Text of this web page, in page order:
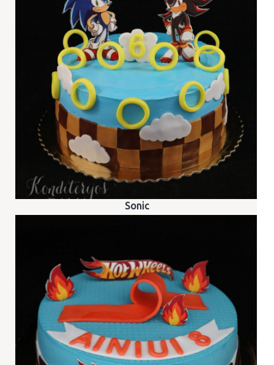
Sonic